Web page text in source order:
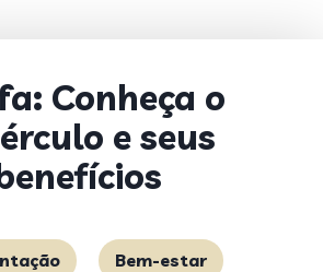
Conheça o
e seus
Bem-estar